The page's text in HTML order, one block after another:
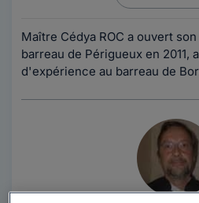
Maître Cédya ROC a ouvert
barreau de Périgueux en 2011,
d'expérience au barreau de